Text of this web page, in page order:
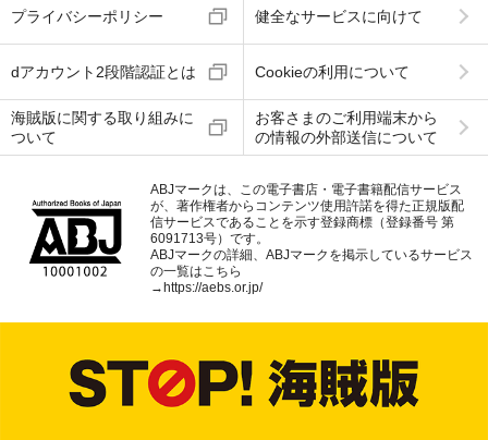
プライバシーポリシー 健全なサービスに向けて
dアカウント2段階認証とは Cookieの利用について
海賊版に関する取り組みに
ついて
お客さまのご利用端末から
の情報の外部送信について
ABJマークは、この電子書店・電子書籍配信サービス
が、著作権者からコンテンツ使用許諾を得た正規版配
信サービスであることを示す登録商標（登録番号 第
6091713号）です。
ABJマークの詳細、ABJマークを掲示しているサービス
の一覧はこちら
→https://aebs.or.jp/